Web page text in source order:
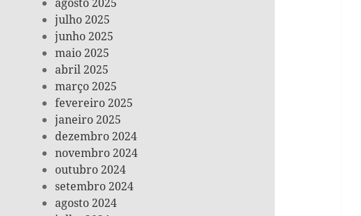
julho 2025
junho 2025
maio 2025
abril 2025
março 2025
fevereiro 2025
janeiro 2025
dezembro 2024
novembro 2024
outubro 2024
setembro 2024
agosto 2024